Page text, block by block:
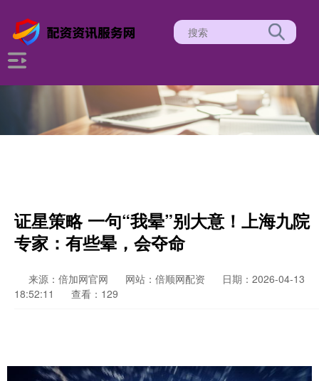
证星策略 一句“我晕”别大意！上海九院
专家：有些晕，会夺命
来源：倍加网官网 网站：倍顺网配资
日期：2026-04-13
18:52:11
查看：129